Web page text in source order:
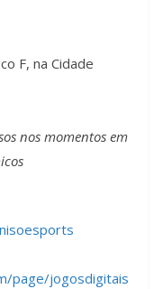
F, na Cidade
nos momentos em
page/jogosdigitais